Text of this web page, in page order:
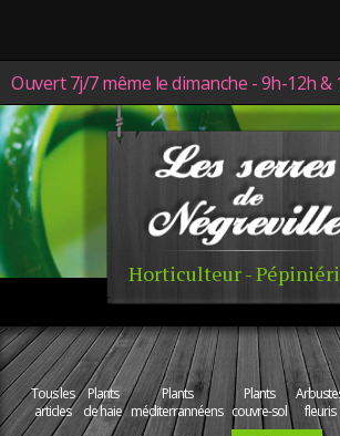
Ouvert 7j/7 même le dimanche - 9h-12h &
Horticulteur -
Tous les
articles
Plants
de haie
Plants
méditerrannéens
Plants
couvre-sol
fleuris